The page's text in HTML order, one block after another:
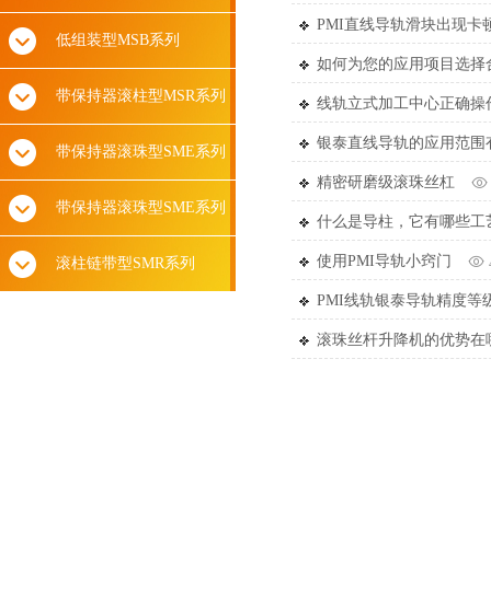
PMI直线导轨滑块出现卡
如何为您的应用项目选
线轨立式加工中心正确操
银泰直线导轨的应用范围
精密研磨级滚珠丝杠
什么是导柱，它有哪些工
使用PMI导轨小窍门
PMI线轨银泰导轨精度等
滚珠丝杆升降机的优势在
低组装型MSB系列
带保持器滚柱型MSR系列
带保持器滚珠型SME系列
带保持器滚珠型SME系列
滚柱链带型SMR系列